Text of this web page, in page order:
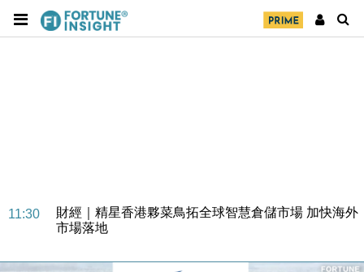
11:30
財經｜精星香港夥菜鳥拓全球智慧倉儲市場 加快海外
市場落地